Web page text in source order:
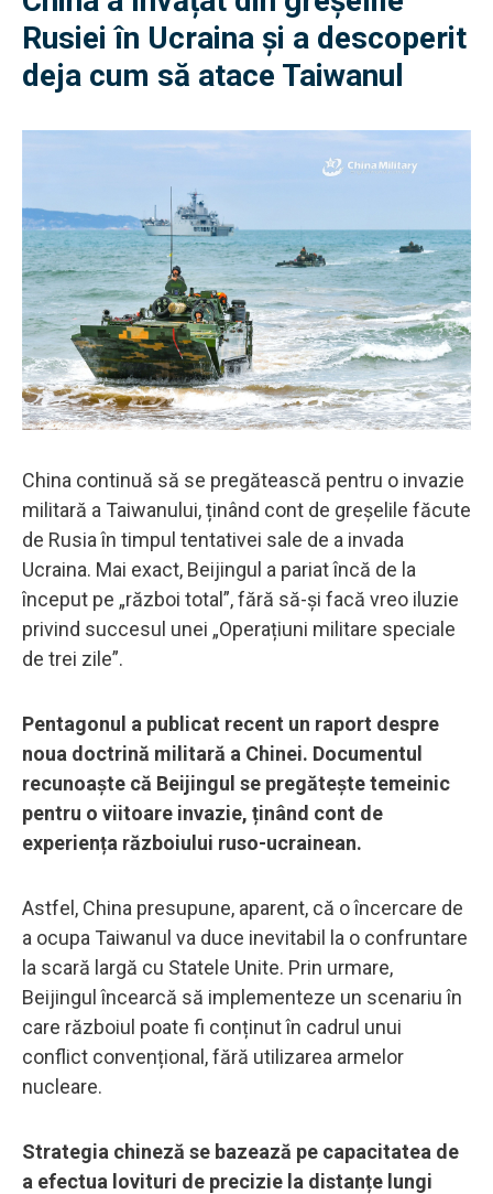
Rusiei în Ucraina și a descoperit
deja cum să atace Taiwanul
China continuă să se pregătească pentru o invazie
militară a Taiwanului, ținând cont de greșelile făcute
de Rusia în timpul tentativei sale de a invada
Ucraina. Mai exact, Beijingul a pariat încă de la
început pe „război total”, fără să-și facă vreo iluzie
privind succesul unei „Operațiuni militare speciale
de trei zile”.
Pentagonul a publicat recent un raport despre
noua doctrină militară a Chinei. Documentul
recunoaște că Beijingul se pregătește temeinic
pentru o viitoare invazie, ținând cont de
experiența războiului ruso-ucrainean.
Astfel, China presupune, aparent, că o încercare de
a ocupa Taiwanul va duce inevitabil la o confruntare
la scară largă cu Statele Unite. Prin urmare,
Beijingul încearcă să implementeze un scenariu în
care războiul poate fi conținut în cadrul unui
conflict convențional, fără utilizarea armelor
nucleare.
Strategia chineză se bazează pe capacitatea de
a efectua lovituri de precizie la distanțe lungi